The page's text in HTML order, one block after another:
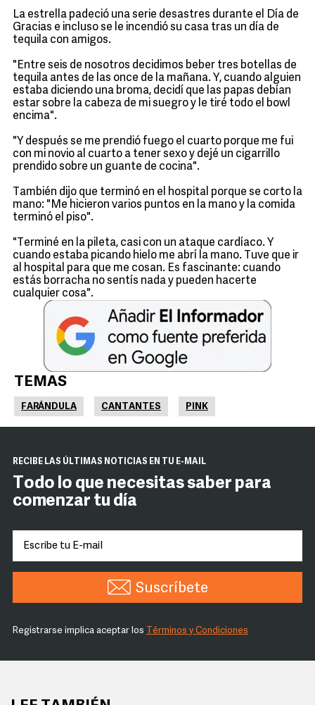
La estrella padeció una serie desastres durante el Día de
Gracias e incluso se le incendió su casa tras un día de
tequila con amigos.
"Entre seis de nosotros decidimos beber tres botellas de
tequila antes de las once de la mañana. Y, cuando alguien
estaba diciendo una broma, decidí que las papas debían
estar sobre la cabeza de mi suegro y le tiré todo el bowl
encima".
"Y después se me prendió fuego el cuarto porque me fui
con mi novio al cuarto a tener sexo y dejé un cigarrillo
prendido sobre un guante de cocina".
También dijo que terminó en el hospital porque se corto la
mano: "Me hicieron varios puntos en la mano y la comida
terminó el piso".
"Terminé en la pileta, casi con un ataque cardíaco. Y
cuando estaba picando hielo me abrí la mano. Tuve que ir
al hospital para que me cosan. Es fascinante: cuando
estás borracha no sentís nada y pueden hacerte
cualquier cosa".
TEMAS
FARÁNDULA CANTANTES PINK
RECIBE LAS ÚLTIMAS NOTICIAS EN TU E-MAIL
Todo lo que necesitas saber para
comenzar tu día
Suscríbete
Registrarse implica aceptar los Términos y Condiciones